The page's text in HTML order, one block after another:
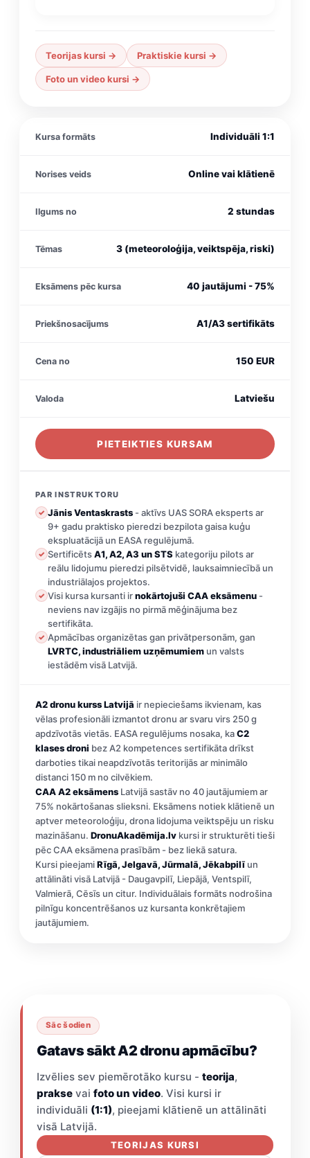
Teorijas kursi -> Praktiskie kursi ->
Foto un video kursi ->
Kursa formāts Individuāli 1:1
Norises veids Online vai klātienē
Ilgums no 2 stundas
Tēmas 3 (meteoroloģija, veiktspēja, riski)
Eksāmens pēc kursa 40 jautājumi - 75%
Priekšnosacījums A1/A3 sertifikāts
Cena no 150 EUR
Valoda Latviešu
PIETEIKTIES KURSAM
PAR INSTRUKTORU
✓ Jānis Ventaskrasts - aktīvs UAS SORA eksperts ar
9+ gadu praktisko pieredzi bezpilota gaisa kuģu
ekspluatācijā un EASA regulējumā.
✓ SertificētsA1, A2, A3 un STS kategoriju pilots ar
reālu lidojumu pieredzi pilsētvidē, lauksaimniecībā un
industriālajos projektos.
✓ Visi kursa kursanti irnokārtojuši CAA eksāmenu -
neviens nav izgājis no pirmā mēģinājuma bez
sertifikāta.
✓ Apmācības organizētas gan privātpersonām, gan
LVRTC, industriāliem uzņēmumiem un valsts
iestādēm visā Latvijā.
A2 dronu kurss Latvijā ir nepieciešams ikvienam, kas
vēlas profesionāli izmantot dronu ar svaru virs 250 g
apdzīvotās vietās. EASA regulējums nosaka, kaC2
klases droni bez A2 kompetences sertifikāta drīkst
darboties tikai neapdzīvotās teritorijās ar minimālo
distanci 150 m no cilvēkiem.
CAA A2 eksāmens Latvijā sastāv no 40 jautājumiem ar
75% nokārtošanas slieksni. Eksāmens notiek klātienē un
aptver meteoroloģiju, drona lidojuma veiktspēju un risku
mazināšanu. DronuAkadēmija.lv kursi ir strukturēti tieši
pēc CAA eksāmena prasībām - bez liekā satura.
Kursi pieejamiRīgā, Jelgavā, Jūrmalā, Jēkabpilī un
attālināti visā Latvijā - Daugavpilī, Liepājā, Ventspilī,
Valmierā, Cēsīs un citur. Individuālais formāts nodrošina
pilnīgu koncentrēšanos uz kursanta konkrētajiem
jautājumiem.
Sāc šodien
Gatavs sākt A2 dronu apmācību?
Izvēlies sev piemērotāko kursu - teorija,
prakse vai foto un video. Visi kursi ir
individuāli (1:1), pieejami klātienē un attālināti
visā Latvijā.
TEORIJAS KURSI